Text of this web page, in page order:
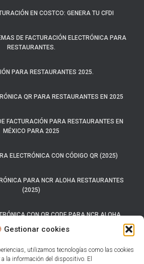
Gestionar cookies
utilizamos tecnologías como las cookies
a la información del dispositivo. El
EN COSTCO: GENERA TU CFDI
DE FACTURACIÓN ELECTRÓNICA PARA
RESTAURANTES.
PARA RESTAURANTES 2025.
QR PARA RESTAURANTES EN 2025
FACTURACIÓN PARA RESTAURANTES EN
MÉXICO PARA 2025
ELECTRÓNICA CON CÓDIGO QR (2025)
PARA NCR ALOHA RESTAURANTES
(2025)
CON QR CODE PARA NCR ALOHA
CARTA PORTE 2025